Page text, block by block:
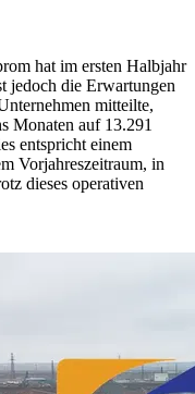
hat im ersten Halbjahr
jedoch die Erwartungen
mitteilte,
Monaten auf 13.291
entspricht einem
Vorjahreszeitraum, in
dieses operativen